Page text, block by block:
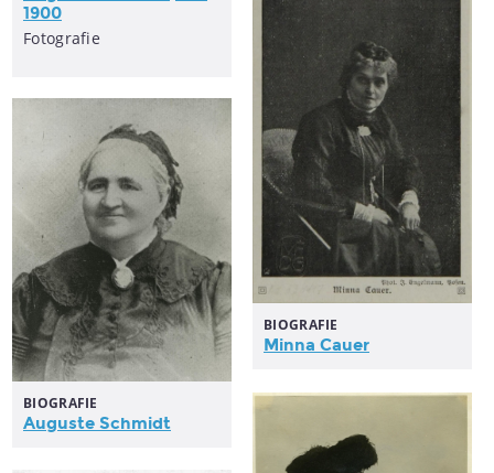
1900
Fotografie
BIOGRAFIE
Minna Cauer
BIOGRAFIE
Auguste Schmidt